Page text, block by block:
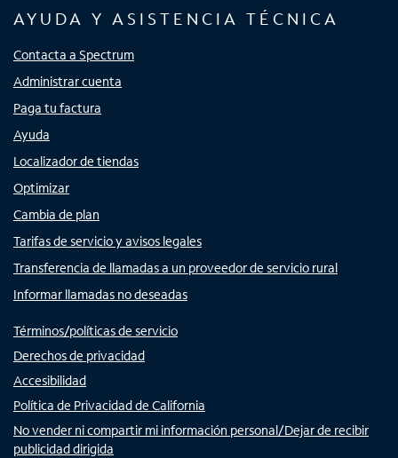
AYUDA Y ASISTENCIA TÉCNICA
Contacta a Spectrum
Administrar cuenta
Paga tu factura
Ayuda
Localizador de tiendas
Optimizar
Cambia de plan
Tarifas de servicio y avisos legales
Transferencia de llamadas a un proveedor de servicio rural
Informar llamadas no deseadas
Términos/políticas de servicio
Derechos de privacidad
Accesibilidad
Política de Privacidad de California
No vender ni compartir mi información personal/Dejar de recibir
publicidad dirigida